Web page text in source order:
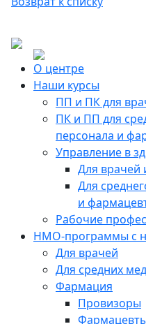
О центре
Наши курсы
ПП и ПК для
ПК и ПП для
персонала и
Управление в
Для врачей
Для
и
Рабочие
НМО-программы с
Для врачей
Для средних
Фармация
Провизоры